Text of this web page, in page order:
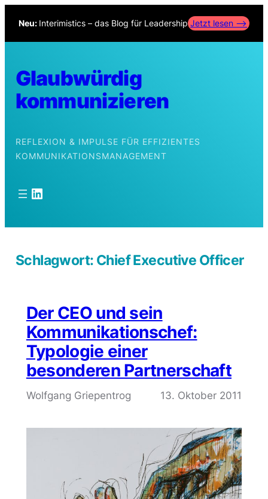
Inhalt
Neu: Interimistics – das Blog für Leadership Jetzt lesen –>
Glaubwürdig
kommunizieren
REFLEXION & IMPULSE FÜR EFFIZIENTES
KOMMUNIKATIONSMANAGEMENT
LinkedIn
Schlagwort: Chief Executive Officer
Der CEO und sein
Kommunikationschef:
Typologie einer
besonderen Partnerschaft
Wolfgang Griepentrog 13. Oktober 2011